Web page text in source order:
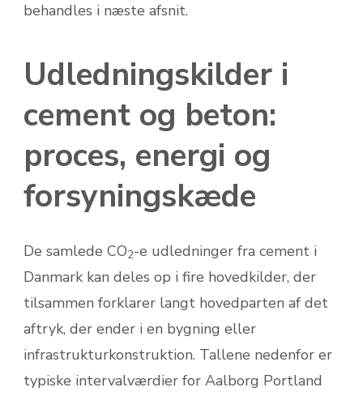
behandles i næste afsnit.
Udledningskilder i
cement og beton:
proces, energi og
forsyningskæde
De samlede CO2-e udledninger fra cement i
Danmark kan deles op i fire hovedkilder, der
tilsammen forklarer langt hovedparten af det
aftryk, der ender i en bygning eller
infrastrukturkonstruktion. Tallene nedenfor er
typiske intervalværdier for Aalborg Portland